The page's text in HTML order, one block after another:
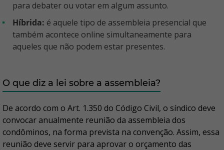
para debater ou votar em algum assunto.
Híbrida: é aquele tipo de assembleia presencial que
também acontece online simultaneamente para
aqueles que não podem estar presentes.
O que diz a lei sobre a assembleia?
De acordo com o Art. 1.350 do Código Civil, o síndico deve
convocar anualmente reunião da assembleia dos
condôminos, na forma prevista na convenção. Assim, essa
reunião deve servir para aprovar o orçamento das